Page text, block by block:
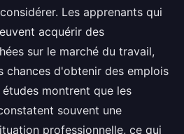
Les apprenants qui
acquérir des
sur le marché du travail,
chances d'obtenir des emplois
études montrent que les
souvent une
professionnelle, ce qui